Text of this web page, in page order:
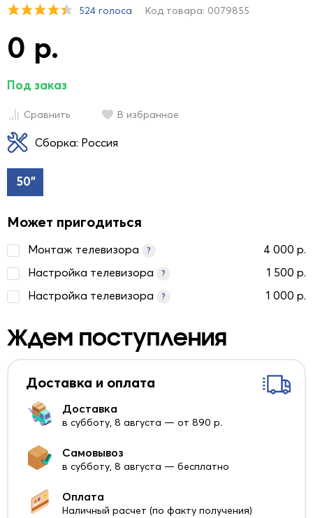
524 голоса Код товара: 0079855
0 р.
Под заказ
Сравнить В избранное
Сборка: Россия
50"
Может пригодиться
Монтаж телевизора ?
4 000 р.
Настройка телевизора
?
1 500 р.
Настройка телевизора
? 1 000 р.
Ждем поступления
Доставка и оплата
Доставка
в субботу, 8 августа — от 890 р.
Самовывоз
в субботу, 8 августа — бесплатно
Оплата
Наличный расчет (по факту получения)